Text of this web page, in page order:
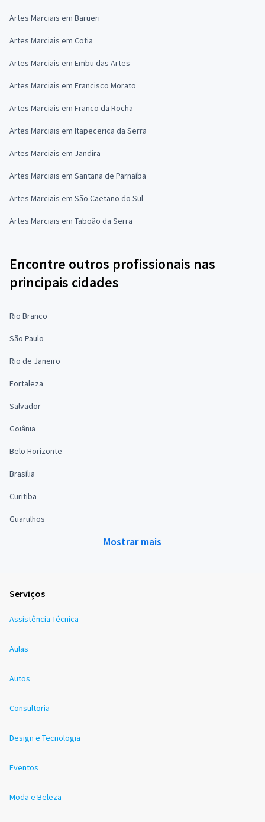
Artes Marciais em Barueri
Artes Marciais em Cotia
Artes Marciais em Embu das Artes
Artes Marciais em Francisco Morato
Artes Marciais em Franco da Rocha
Artes Marciais em Itapecerica da Serra
Artes Marciais em Jandira
Artes Marciais em Santana de Parnaíba
Artes Marciais em São Caetano do Sul
Artes Marciais em Taboão da Serra
Encontre outros profissionais nas
principais cidades
Rio Branco
São Paulo
Rio de Janeiro
Fortaleza
Salvador
Goiânia
Belo Horizonte
Brasília
Curitiba
Guarulhos
Mostrar mais
Serviços
Assistência Técnica
Aulas
Autos
Consultoria
Design e Tecnologia
Eventos
Moda e Beleza